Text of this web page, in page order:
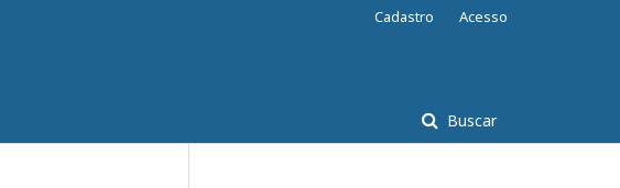
Buscar
Cadastro Acesso